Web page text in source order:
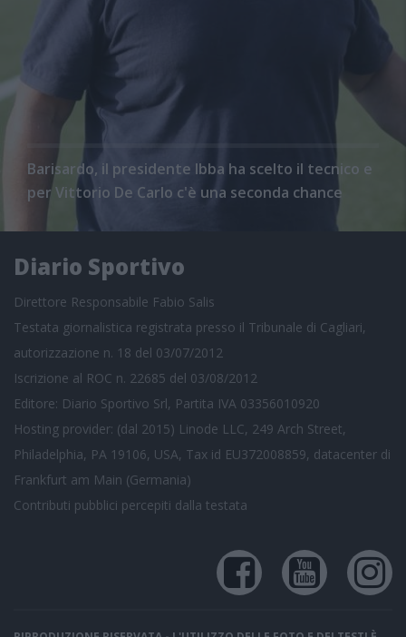
Barisardo, il presidente Ibba ha scelto il tecnico e
per Vittorio De Carlo c'è una seconda chance
Diario Sportivo
Direttore Responsabile Fabio Salis
Testata giornalistica registrata presso il Tribunale di Cagliari,
autorizzazione n. 18 del 03/07/2012
Iscrizione al ROC n. 22685 del 03/08/2012
Editore: Diario Sportivo Srl, Partita IVA 03356010920
Hosting provider: (dal 2015) Linode LLC, 249 Arch Street,
Philadelphia, PA 19106, USA, Tax id EU372008859, datacenter di
Frankfurt am Main (Germania)
Contributi pubblici percepiti dalla testata